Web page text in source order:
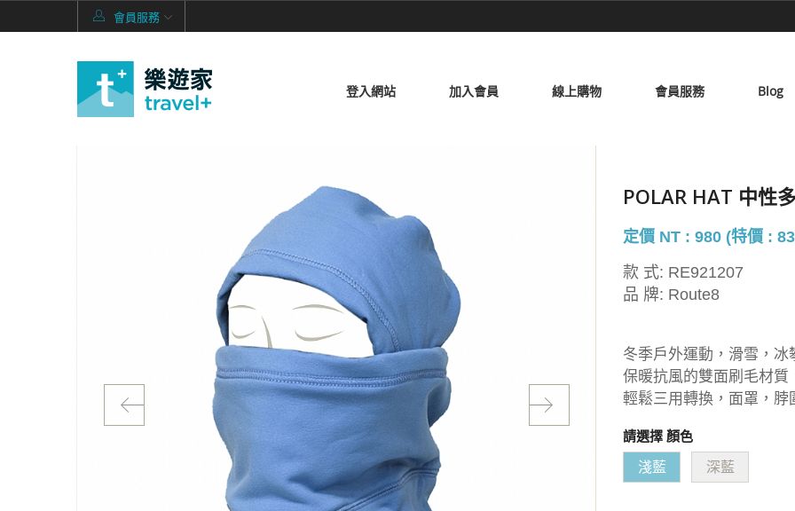
會員服務
登入網站 加入會員 線上購物 會員服務 Blog
POLAR HAT 中性
定價 NT : 980 (特價 :
款 式: RE921207
品 牌: Route8
冬季戶外運動，滑雪，
保暖抗風的雙面刷毛材質
輕鬆三用轉換，面罩，脖
請選擇 顏色
淺藍 深藍